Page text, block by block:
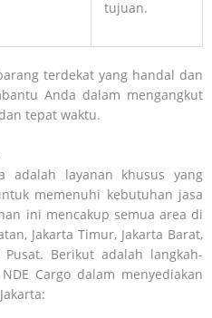
tujuan.
terdekat yang handal dan
Anda dalam mengangkut
tepat waktu.
adalah layanan khusus yang
memenuhi kebutuhan jasa
ini mencakup semua area di
Jakarta Timur, Jakarta Barat,
Pusat. Berikut adalah langkah-
Cargo dalam menyediakan